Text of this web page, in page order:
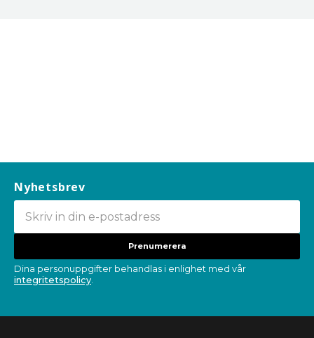
Nyhetsbrev
Prenumerera
Dina personuppgifter behandlas i enlighet med vår
integritetspolicy.